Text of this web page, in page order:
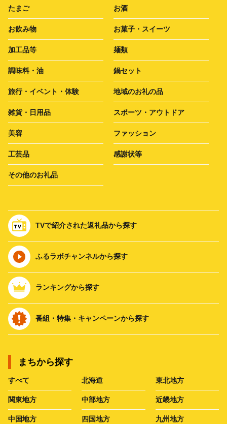
たまご お酒
お飲み物 お菓子・スイーツ
加工品等 麺類
調味料・油 鍋セット
旅行・イベント・体験 地域のお礼の品
雑貨・日用品 スポーツ・アウトドア
美容 ファッション
工芸品 感謝状等
その他のお礼品
TVで紹介された返礼品から探す
ふるラボチャンネルから探す
ランキングから探す
番組・特集・キャンペーンから探す
まちから探す
すべて 北海道 東北地方
関東地方 中部地方 近畿地方
中国地方 四国地方 九州地方